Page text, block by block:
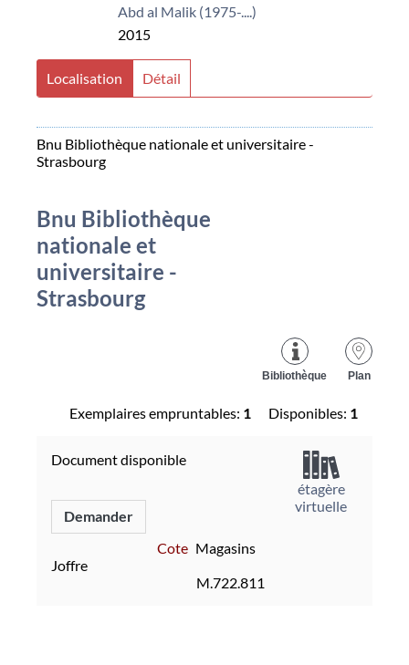
Abd al Malik (1975-....)
2015
Localisation Détail
Bnu Bibliothèque nationale et universitaire -
Strasbourg
Bnu Bibliothèque
nationale et
universitaire -
Strasbourg
Plan
Bibliothèque
Exemplaires empruntables: 1 Disponibles: 1
Document disponible
Demander
Cote Magasins
Joffre
M.722.811
étagère
virtuelle